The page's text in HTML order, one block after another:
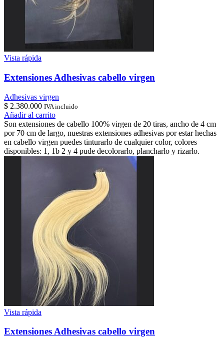
Vista rápida
Extensiones Adhesivas cabello virgen
Adhesivas virgen
$ 2.380.000 IVA incluido
Añadir al carrito
Son extensiones de cabello 100% virgen de 20 tiras, ancho de 4 cm
por 70 cm de largo, nuestras extensiones adhesivas por estar hechas
en cabello virgen puedes tinturarlo de cualquier color, colores
disponibles: 1, 1b 2 y 4 pude decolorarlo, plancharlo y rizarlo.
Vista rápida
Extensiones Adhesivas cabello virgen